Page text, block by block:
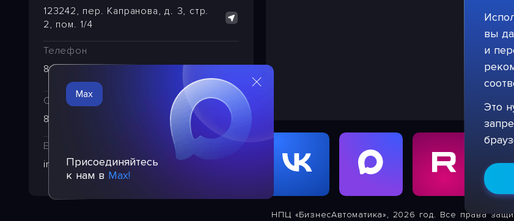
123242, пер. Капранова, д. 3, стр.
2, пом. 1/4
Телефон
8 (495) 221-29-65
Служба техподдержки
8 (495) 249-24-39
E-mail
info@pba.su
НПЦ «БизнесАвтоматика», 2026 год. Все права
Max
Присоединяйтесь
к нам в Max!
вы
и
Это